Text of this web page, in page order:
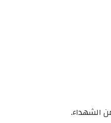
الشهداء.